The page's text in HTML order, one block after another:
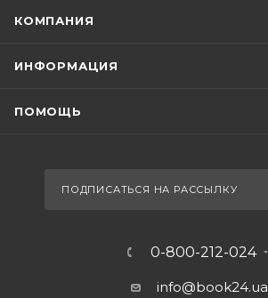
КОМПАНИЯ
ИНФОРМАЦИЯ
ПОМОЩЬ
ПОДПИСАТЬСЯ НА РАССЫЛКУ
0-800-212-024
info@book24.ua